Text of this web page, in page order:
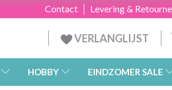
Levering &
Contact
VERLANGLIJST
HOBBY EINDZOMER SALE